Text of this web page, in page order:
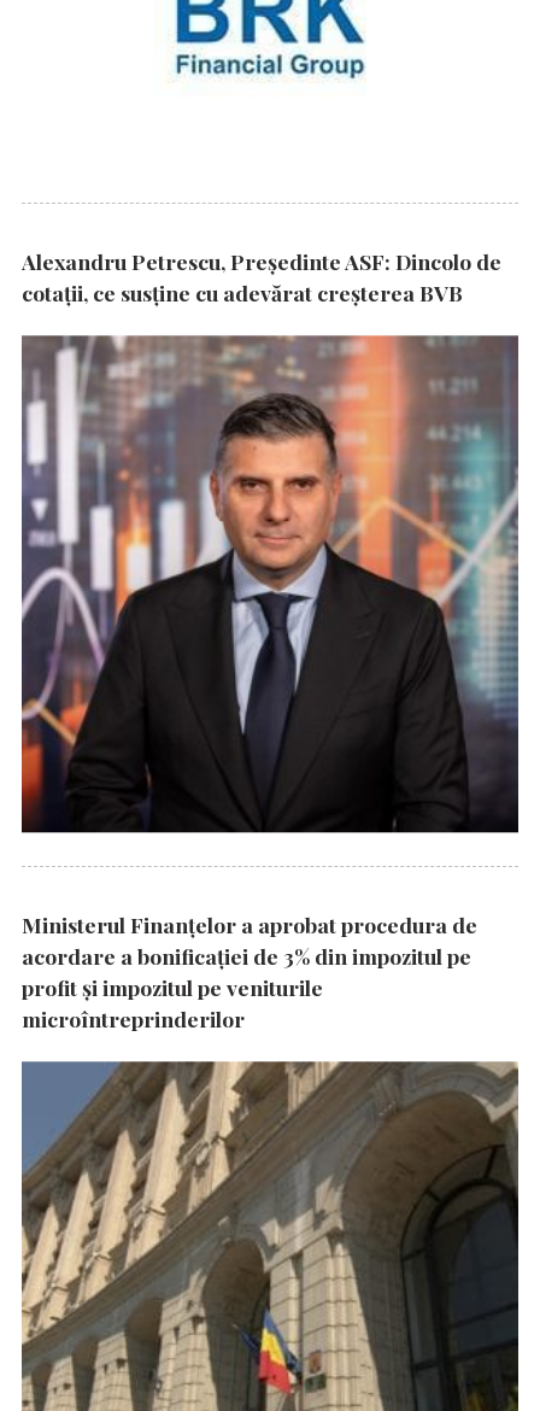
Alexandru Petrescu, Președinte ASF: Dincolo de
cotații, ce susține cu adevărat creșterea BVB
Ministerul Finanțelor a aprobat procedura de
acordare a bonificației de 3% din impozitul pe
profit și impozitul pe veniturile
microîntreprinderilor